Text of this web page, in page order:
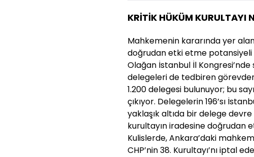
KRİTİK HÜKÜM KURULTAYI
Mahkemenin kararında yer
doğrudan etki etme potansiyeli
Olağan İstanbul İl
delegeleri de tedbiren görevden
1.200 delegesi bulunuyor; bu
çıkıyor. Delegelerin 196’sı
yaklaşık altıda bir delege devre
kurultayın iradesine doğrudan
Kulislerde, Ankara’daki
CHP’nin 38. Kurultayı’nı iptal